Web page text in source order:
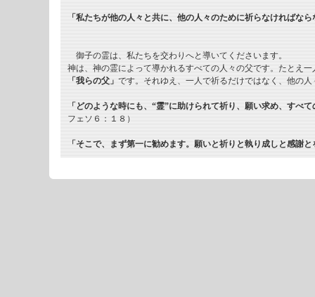
「私たちが他の人々と共に、他の人々のために祈らなければなら
御子の霊は、私たちを交わりへと導いてくださいます。
神は、神の霊によって導かれるすべての人々の父です。たとえ
「我らの父」です。それゆえ、一人で祈るだけではなく、他の
「どのような時にも、“霊”に助けられて祈り、願い求め、すべ
フェソ６：１８）
「そこで、まず第一に勧めます。願いと祈りと執り成しと感謝